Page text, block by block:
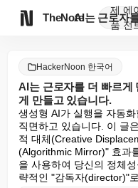
TheNote
제
품
에
전
HackerNoon 한국어
AI는 근로자를 더 빠르게
게 만들고 있습니다.
생성형 AI가 실행을 자동
직면하고 있습니다. 이 글
적 대체(Creative
(Algorithmic Mirror)" 효과
을 사용하여 당신의 정체
략적인 "감독자(director)"